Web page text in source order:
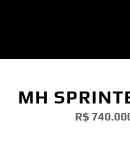
MH
R$